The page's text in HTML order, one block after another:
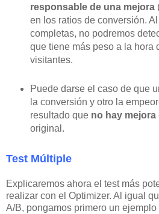
responsable de una mejora
en los ratios de conversión.
completas, no podremos
que tiene más peso a la hora
visitantes.
Puede darse el caso de que
la conversión y otro la
resultado que no hay mejora
original.
Test Múltiple
Explicaremos ahora el test más
realizar con el Optimizer. Al igual
A/B, pongamos primero un